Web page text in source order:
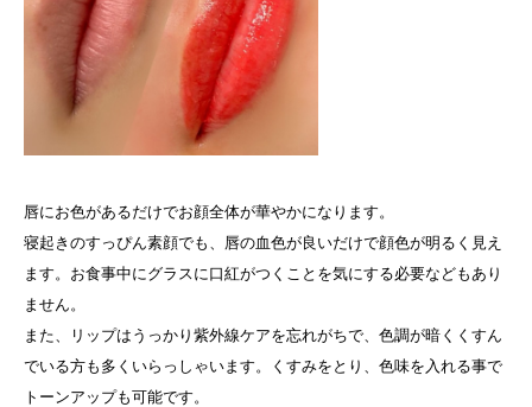
唇にお色があるだけでお顔全体が華やかになります。
寝起きのすっぴん素顔でも、唇の血色が良いだけで顔色が明るく見え
ます。お食事中にグラスに口紅がつくことを気にする必要などもあり
ません。
また、リップはうっかり紫外線ケアを忘れがちで、色調が暗くくすん
でいる方も多くいらっしゃいます。くすみをとり、色味を入れる事で
トーンアップも可能です。